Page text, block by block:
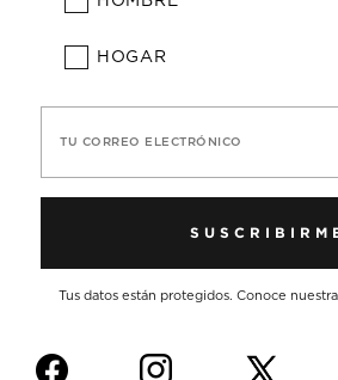
HOGAR
TU CORREO ELECTRÓNICO
Tus datos están protegidos. Conoce nuestra
f i